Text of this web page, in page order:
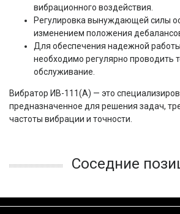
вибрационного воздействия.
Регулировка вынуждающей силы
изменением положения
Для обеспечения надежной
необходимо регулярно проводить
обслуживание.
Вибратор ИВ-111(А) — это
предназначенное для решения задач,
частоты вибрации и точности.
Соседние